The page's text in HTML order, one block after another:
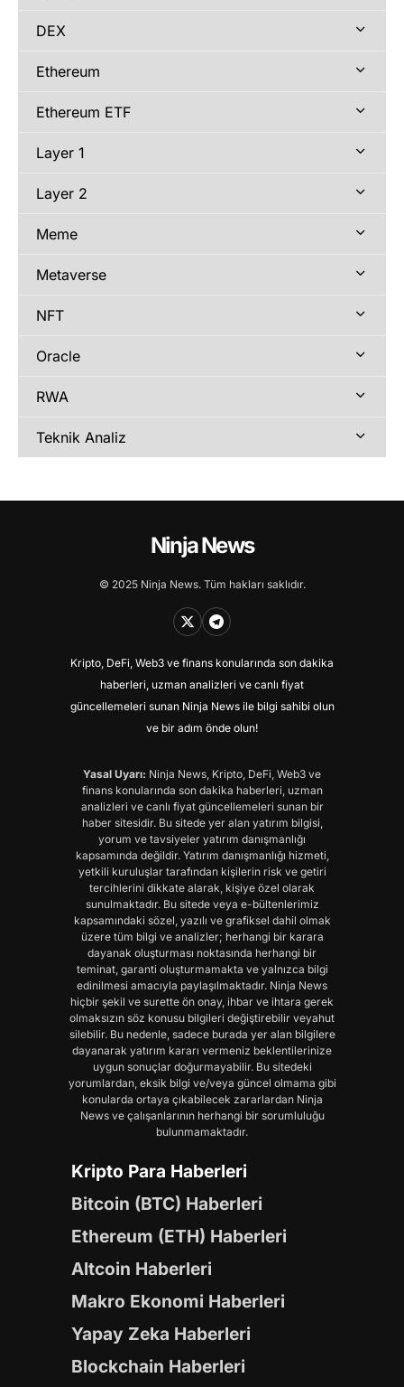
DEX
Ethereum
Ethereum ETF
Layer 1
Layer 2
Meme
Metaverse
NFT
Oracle
RWA
Teknik Analiz
Ninja News
© 2025 Ninja News. Tüm hakları saklıdır.
Kripto, DeFi, Web3 ve finans konularında son dakika
haberleri, uzman analizleri ve canlı fiyat
güncellemeleri sunan Ninja News ile bilgi sahibi olun
ve bir adım önde olun!
Yasal Uyarı: Ninja News, Kripto, DeFi, Web3 ve
finans konularında son dakika haberleri, uzman
analizleri ve canlı fiyat güncellemeleri sunan bir
haber sitesidir. Bu sitede yer alan yatırım bilgisi,
yorum ve tavsiyeler yatırım danışmanlığı
kapsamında değildir. Yatırım danışmanlığı hizmeti,
yetkili kuruluşlar tarafından kişilerin risk ve getiri
tercihlerini dikkate alarak, kişiye özel olarak
sunulmaktadır. Bu sitede veya e-bültenlerimiz
kapsamındaki sözel, yazılı ve grafiksel dahil olmak
üzere tüm bilgi ve analizler; herhangi bir karara
dayanak oluşturması noktasında herhangi bir
teminat, garanti oluşturmamakta ve yalnızca bilgi
edinilmesi amacıyla paylaşılmaktadır. Ninja News
hiçbir şekil ve surette ön onay, ihbar ve ihtara gerek
olmaksızın söz konusu bilgileri değiştirebilir veyahut
silebilir. Bu nedenle, sadece burada yer alan bilgilere
dayanarak yatırım kararı vermeniz beklentilerinize
uygun sonuçlar doğurmayabilir. Bu sitedeki
yorumlardan, eksik bilgi ve/veya güncel olmama gibi
konularda ortaya çıkabilecek zararlardan Ninja
News ve çalışanlarının herhangi bir sorumluluğu
bulunmamaktadır.
Kripto Para Haberleri
Bitcoin (BTC) Haberleri
Ethereum (ETH) Haberleri
Altcoin Haberleri
Makro Ekonomi Haberleri
Yapay Zeka Haberleri
Blockchain Haberleri